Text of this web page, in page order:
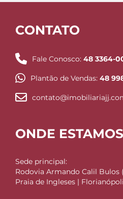
CONTATO
Fale Conosco: 48 3364-
Plantão de Vendas: 48
ONDE ESTAMOS
Sede principal:
Rodovia Armando Calil Bulos
Praia de Ingleses |